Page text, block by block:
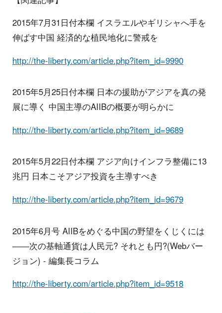
2015年7月31日付本欄 イスラエルやギリシャへ手を
伸ばす中国 経済的な植民地化に警戒を
http://the-liberty.com/article.php?item_id=9990
2015年5月25日付本欄 日本の援助がアジアを真の発
展に導く 中国主導のAIIBの概要が明らかに
http://the-liberty.com/article.php?item_id=9689
2015年5月22日付本欄 アジア向けインフラ整備に13
兆円 日本こそアジア投資を主導すべき
http://the-liberty.com/article.php?item_id=9679
2015年6月号 AIIBをめぐる中国の野望をくじくには
――次の基軸通貨は人民元? それとも円?(Webバー
ジョン) - 編集長コラム
http://the-liberty.com/article.php?item_id=9518